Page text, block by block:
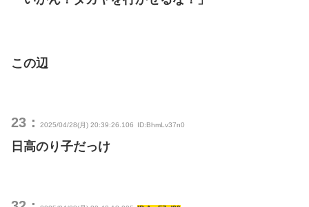
この辺
23： 2025/04/28(月) 20:39:26.106 ID:BhmLv37n0
日高のり子だっけ